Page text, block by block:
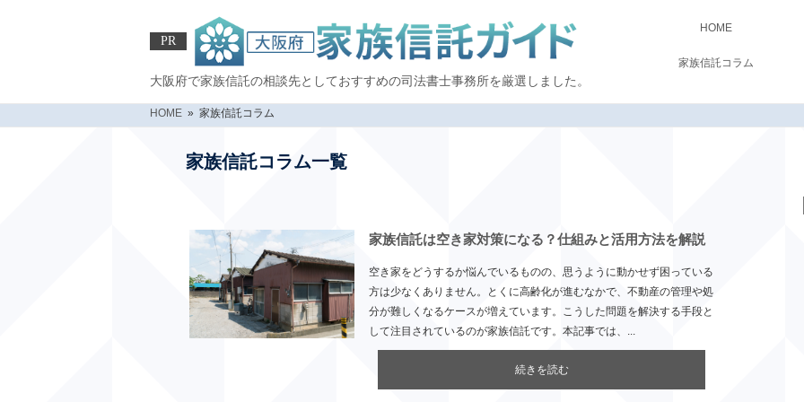
PR
大阪府で家族信託の相談先としておすすめの司法書士事務所を厳選しました。
HOME
家族信託コラム
HOME » 家族信託コラム
家族信託コラム一覧
家族信託は空き家対策になる？仕組みと活用方法を解説
空き家をどうするか悩んでいるものの、思うように動かせず困っている
方は少なくありません。とくに高齢化が進むなかで、不動産の管理や処
分が難しくなるケースが増えています。こうした問題を解決する手段と
して注目されているのが家族信託です。本記事では、...
続きを読む